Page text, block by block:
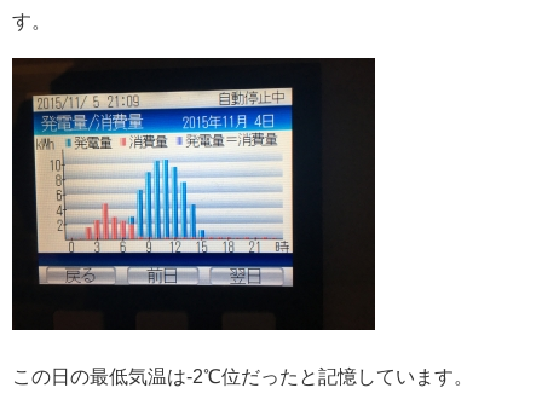
す。
この日の最低気温は-2℃位だったと記憶しています。